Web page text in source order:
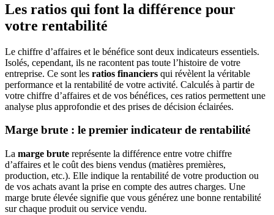
Les ratios qui font la différence pour
votre rentabilité
Le chiffre d’affaires et le bénéfice sont deux indicateurs essentiels.
Isolés, cependant, ils ne racontent pas toute l’histoire de votre
entreprise. Ce sont les ratios financiers qui révèlent la véritable
performance et la rentabilité de votre activité. Calculés à partir de
votre chiffre d’affaires et de vos bénéfices, ces ratios permettent une
analyse plus approfondie et des prises de décision éclairées.
Marge brute : le premier indicateur de rentabilité
La marge brute représente la différence entre votre chiffre
d’affaires et le coût des biens vendus (matières premières,
production, etc.). Elle indique la rentabilité de votre production ou
de vos achats avant la prise en compte des autres charges. Une
marge brute élevée signifie que vous générez une bonne rentabilité
sur chaque produit ou service vendu.